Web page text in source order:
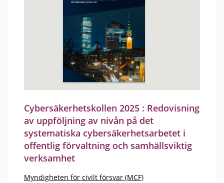
Cybersäkerhetskollen 2025 : Redovisning
av uppföljning av nivån på det
systematiska cybersäkerhetsarbetet i
offentlig förvaltning och samhällsviktig
verksamhet
Myndigheten för civilt försvar (MCF)